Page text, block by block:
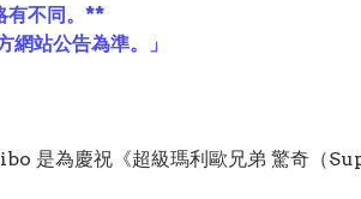
有不同。**
網站公告為準。」
是為慶祝《超級瑪利歐兄弟 驚奇（